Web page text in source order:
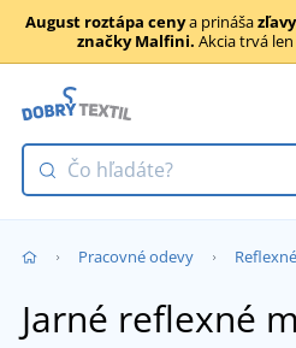
August roztápa cenya prináša
značky Malfini. Akcia trvá
Pracovné odevy
Jarné reflexné